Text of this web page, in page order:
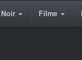
Filme